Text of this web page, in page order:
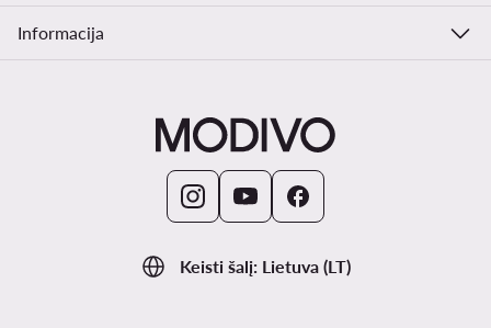
Keisti šalį: Lietuva (LT)
Informacija